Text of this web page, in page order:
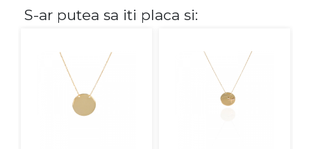
Cu pietre
S-ar putea sa iti placa si: